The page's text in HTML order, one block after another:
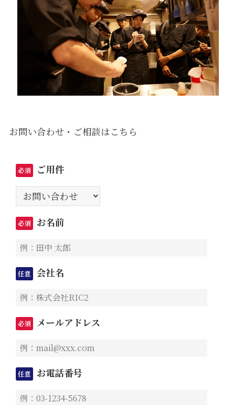
お問い合わせ・ご相談はこちら
必須 ご用件
必須 お名前
任意 会社名
必須 メールアドレス
任意 お電話番号